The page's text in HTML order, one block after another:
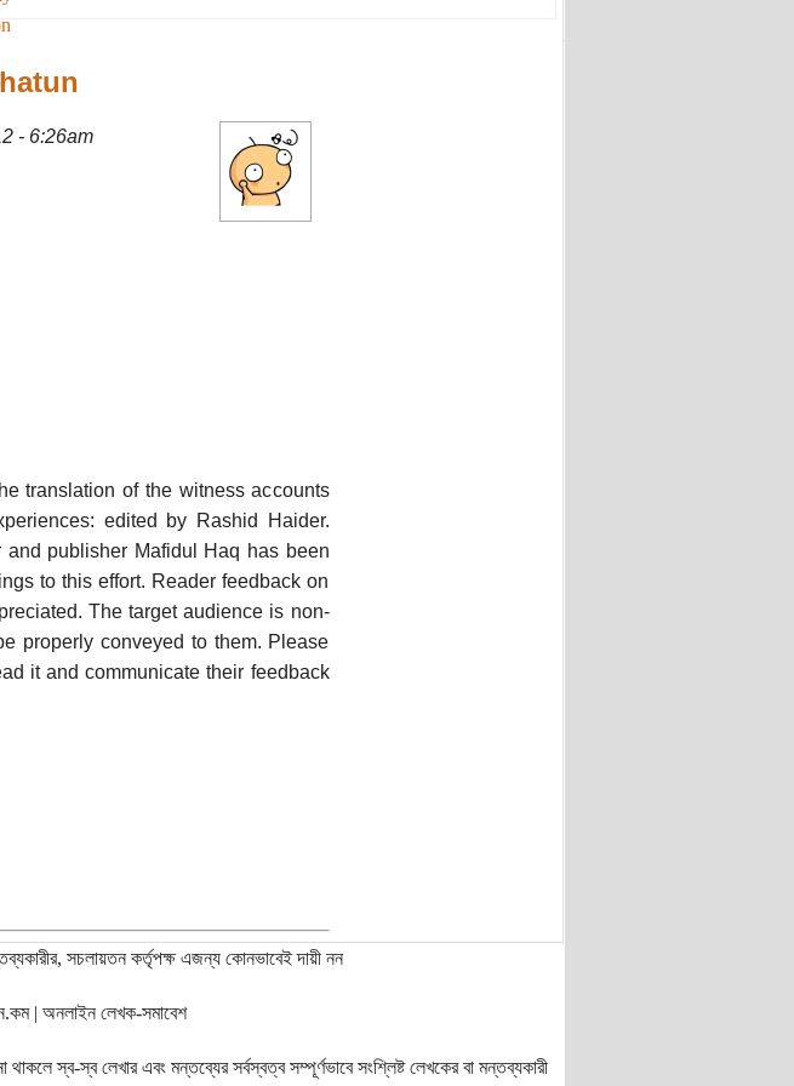
- 6:26am
translation of the witness accounts
edited by Rashid Haider.
publisher Mafidul Haq has been
to this effort. Reader feedback on
The target audience is non-
properly conveyed to them. Please
it and communicate their feedback
সচলায়তন কর্তৃপক্ষ এজন্য কোনভাবেই দায়ী নন
| অনলাইন লেখক-সমাবেশ
স্ব-স্ব লেখার এবং মন্তব্যের সর্বস্বত্ব সম্পূর্ণভাবে সংশ্লিষ্ট লেখকের বা মন্তব্যকারী